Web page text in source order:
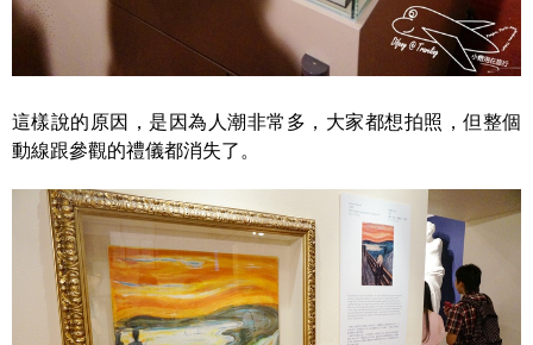
這樣說的原因，是因為人潮非常多，大家都想拍照，但整個
動線跟參觀的禮儀都消失了。